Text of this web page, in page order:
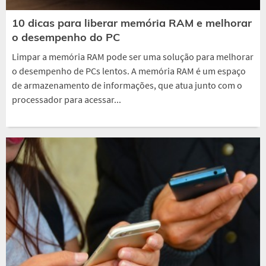
10 dicas para liberar memória RAM e melhorar
o desempenho do PC
Limpar a memória RAM pode ser uma solução para melhorar
o desempenho de PCs lentos. A memória RAM é um espaço
de armazenamento de informações, que atua junto com o
processador para acessar...